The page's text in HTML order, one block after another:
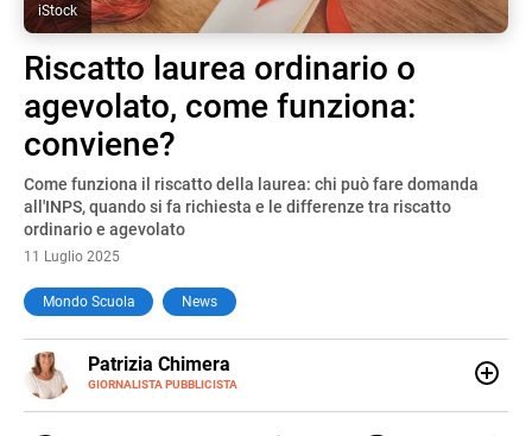
iStock
Riscatto laurea ordinario o
agevolato, come funziona:
conviene?
Come funziona il riscatto della laurea: chi può fare domanda
all'INPS, quando si fa richiesta e le differenze tra riscatto
ordinario e agevolato
11 Luglio 2025
Mondo Scuola News
Patrizia Chimera
GIORNALISTA PUBBLICISTA
E-
MAIL
LINKEDIN